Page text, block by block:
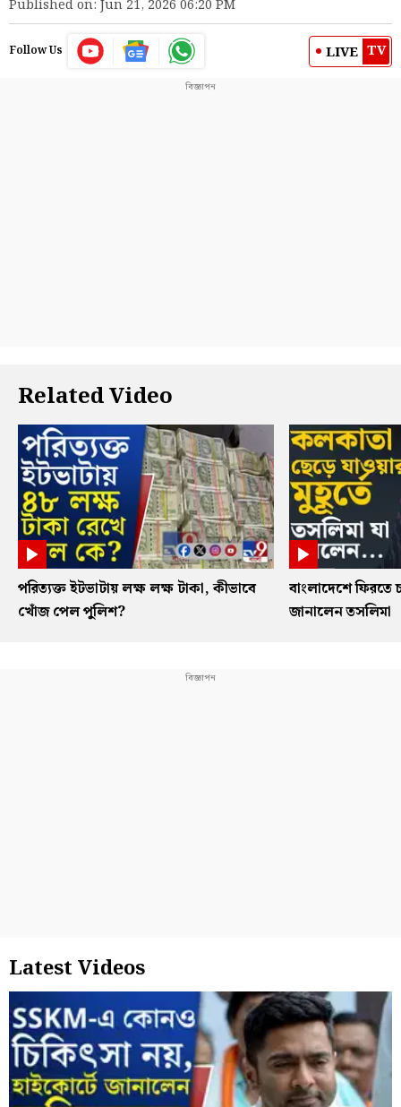
Published on: Jun 21, 2026 06:20 PM
Follow Us LIVE TV
Related Video
পরিত্যক্ত ইটভাটায় লক্ষ লক্ষ টাকা, কীভাবে
খোঁজ পেল পুলিশ?
বাংলাদেশে ফিরতে
জানালেন তসলিমা
Latest Videos